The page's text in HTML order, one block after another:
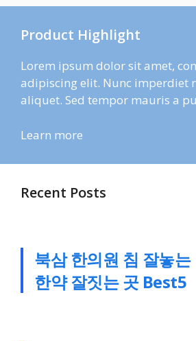
Product Highlight
Lorem ipsum dolor sit amet,
adipiscing elit. Nunc imperdiet
aliquet. Sed tempor mauris a
Learn more
Recent Posts
북삼 한의원 침 잘놓는
한약 잘짓는 곳 Best5